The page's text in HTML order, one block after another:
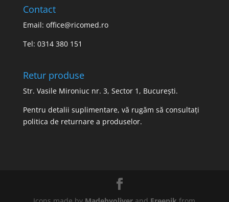
Contact
Email: office@ricomed.ro
Tel: 0314 380 151
Retur produse
Str. Vasile Mironiuc nr. 3, Sector 1, București.
Pentru detalii suplimentare, vă rugăm să consultați
politica de returnare a produselor.